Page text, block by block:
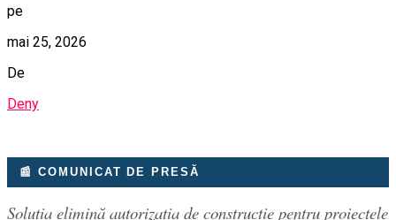
pe
mai 25, 2026
De
Deny
📰 COMUNICAT DE PRESĂ
Soluția elimină autorizația de construcție pentru proiectele